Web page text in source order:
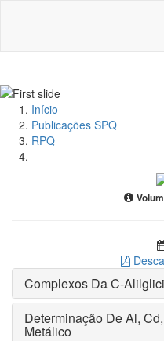
Início
Publicações SPQ
RPQ
Complexos Da C-
Determinação De Al,
Metálico